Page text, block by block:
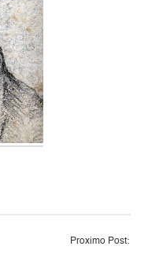
Proximo Post: